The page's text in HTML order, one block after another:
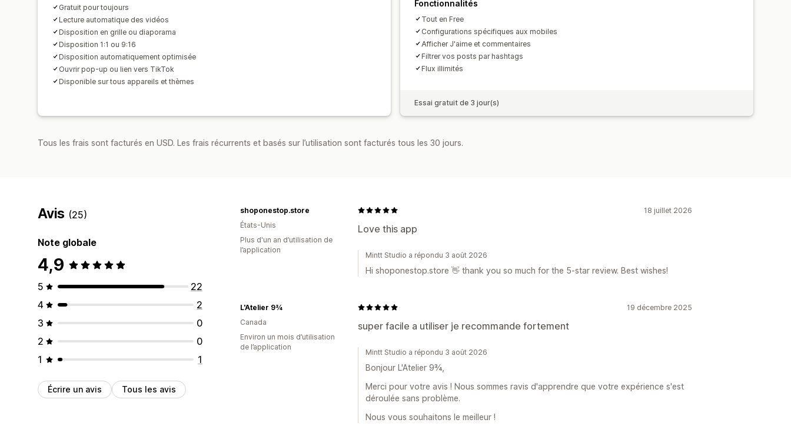
Gratuit pour toujours
Lecture automatique des vidéos
Disposition en grille ou diaporama
Disposition 1:1 ou 9:16
Disposition automatiquement optimisée
Ouvrir pop-up ou lien vers TikTok
Disponible sur tous appareils et thèmes
Fonctionnalités
Tout en Free
Configurations spécifiques aux mobiles
Afficher J'aime et commentaires
Filtrer vos posts par hashtags
Flux illimités
Essai gratuit de 3 jour(s)
Tous les frais sont facturés en USD. Les frais récurrents et basés sur l’utilisation sont facturés tous les 30 jours.
Avis (25)
Note globale
4,9
5
22
4
2
3
0
2
0
1
1
Écrire un avis Tous les avis
18 juillet 2026
Love this app
shoponestop.store
États-Unis
Plus d'un an d’utilisation de
l’application
Mintt Studio a répondu 3 août 2026
Hi shoponestop.store 👋 thank you so much for the 5-star review. Best wishes!
19 décembre 2025
super facile a utiliser je recommande fortement
L'Atelier 9¾
Canada
Environ un mois d’utilisation
de l’application
Mintt Studio a répondu 3 août 2026
Bonjour L'Atelier 9¾,
Merci pour votre avis ! Nous sommes ravis d'apprendre que votre expérience s'est
déroulée sans problème.
Nous vous souhaitons le meilleur !